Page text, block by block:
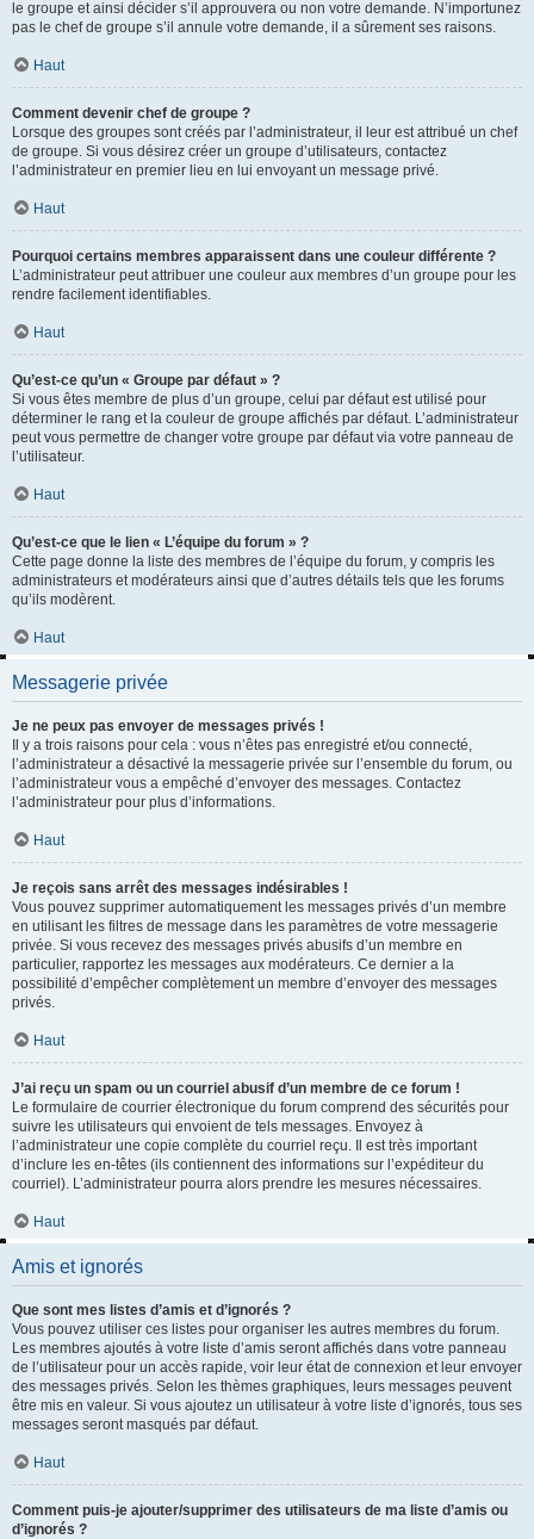
le groupe et ainsi décider s’il approuvera ou non votre demande. N’importunez
pas le chef de groupe s’il annule votre demande, il a sûrement ses raisons.
Haut
Comment devenir chef de groupe ?
Lorsque des groupes sont créés par l’administrateur, il leur est attribué un chef
de groupe. Si vous désirez créer un groupe d’utilisateurs, contactez
l’administrateur en premier lieu en lui envoyant un message privé.
Haut
Pourquoi certains membres apparaissent dans une couleur différente ?
L’administrateur peut attribuer une couleur aux membres d’un groupe pour les
rendre facilement identifiables.
Haut
Qu’est-ce qu’un « Groupe par défaut » ?
Si vous êtes membre de plus d’un groupe, celui par défaut est utilisé pour
déterminer le rang et la couleur de groupe affichés par défaut. L’administrateur
peut vous permettre de changer votre groupe par défaut via votre panneau de
l’utilisateur.
Haut
Qu’est-ce que le lien « L’équipe du forum » ?
Cette page donne la liste des membres de l’équipe du forum, y compris les
administrateurs et modérateurs ainsi que d’autres détails tels que les forums
qu’ils modèrent.
Haut
Messagerie privée
Je ne peux pas envoyer de messages privés !
Il y a trois raisons pour cela : vous n’êtes pas enregistré et/ou connecté,
l’administrateur a désactivé la messagerie privée sur l’ensemble du forum, ou
l’administrateur vous a empêché d’envoyer des messages. Contactez
l’administrateur pour plus d’informations.
Haut
Je reçois sans arrêt des messages indésirables !
Vous pouvez supprimer automatiquement les messages privés d’un membre
en utilisant les filtres de message dans les paramètres de votre messagerie
privée. Si vous recevez des messages privés abusifs d’un membre en
particulier, rapportez les messages aux modérateurs. Ce dernier a la
possibilité d’empêcher complètement un membre d’envoyer des messages
privés.
Haut
J’ai reçu un spam ou un courriel abusif d’un membre de ce forum !
Le formulaire de courrier électronique du forum comprend des sécurités pour
suivre les utilisateurs qui envoient de tels messages. Envoyez à
l’administrateur une copie complète du courriel reçu. Il est très important
d’inclure les en-têtes (ils contiennent des informations sur l’expéditeur du
courriel). L’administrateur pourra alors prendre les mesures nécessaires.
Haut
Amis et ignorés
Que sont mes listes d’amis et d’ignorés ?
Vous pouvez utiliser ces listes pour organiser les autres membres du forum.
Les membres ajoutés à votre liste d’amis seront affichés dans votre panneau
de l’utilisateur pour un accès rapide, voir leur état de connexion et leur envoyer
des messages privés. Selon les thèmes graphiques, leurs messages peuvent
être mis en valeur. Si vous ajoutez un utilisateur à votre liste d’ignorés, tous ses
messages seront masqués par défaut.
Haut
Comment puis-je ajouter/supprimer des utilisateurs de ma liste d’amis ou
d’ignorés ?